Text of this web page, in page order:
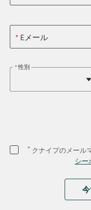
Eメール
性別
* クナイプのメール
シー